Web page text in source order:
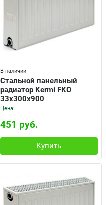
В наличии
Cтальной панельный
радиатор Kermi FKO
33x300x900
Цена:
451 руб.
Купить